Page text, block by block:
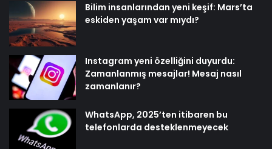
Bilim insanlarından yeni keşif: Mars’ta
eskiden yaşam var mıydı?
Instagram yeni özelliğini duyurdu:
Zamanlanmış mesajlar! Mesaj nasıl
zamanlanır?
WhatsApp, 2025’ten itibaren bu
telefonlarda desteklenmeyecek